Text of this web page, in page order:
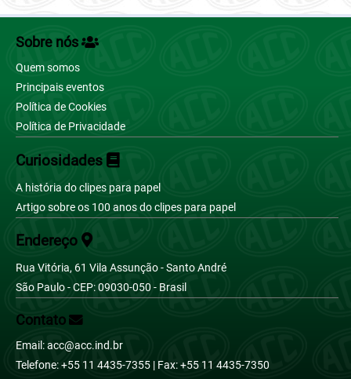
Português (BR)
Sobre nós
Quem somos
Principais eventos
Política de Cookies
Política de Privacidade
Curiosidades
A história do clipes para papel
Artigo sobre os 100 anos do clipes para papel
Endereço
Rua Vitória, 61 Vila Assunção - Santo André
São Paulo - CEP: 09030-050 - Brasil
Contato
Email: acc@acc.ind.br
Telefone: +55 11 4435-7355 | Fax: +55 11 4435-7350